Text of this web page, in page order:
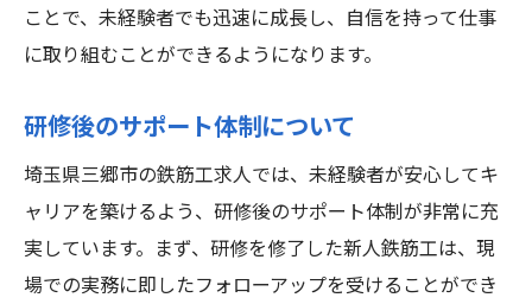
ことで、未経験者でも迅速に成長し、自信を持って仕事
に取り組むことができるようになります。
研修後のサポート体制について
埼玉県三郷市の鉄筋工求人では、未経験者が安心してキ
ャリアを築けるよう、研修後のサポート体制が非常に充
実しています。まず、研修を修了した新人鉄筋工は、現
場での実務に即したフォローアップを受けることができ